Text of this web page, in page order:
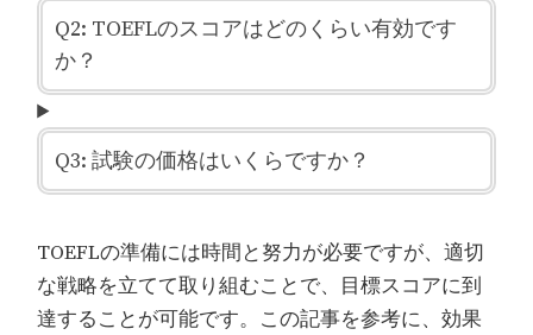
Q2: TOEFLのスコアはどのくらい有効です
か？
Q3: 試験の価格はいくらですか？
TOEFLの準備には時間と努力が必要ですが、適切
な戦略を立てて取り組むことで、目標スコアに到
達することが可能です。この記事を参考に、効果